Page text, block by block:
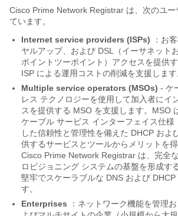
Cisco Prime Network Registrar は、次のユ
ています。
Internet service providers (ISPs)
：お
ヤルアップ、および DSL（イーサネット
ポイントツーポイント）アクセスを提供
ISP による運用コストの削減を支援します
Multiple service operators (MSOs) - ケ
レス テクノロジーを使用して加入者にイ
スを提供する MSO を支援します。MSO
ケーブル サービス インターフェイス仕様
した信頼性と管理性を備えた DHCP およ
供するサービスとツールからメリットを得
Cisco Prime Network Registrar は、完全
ロビジョニング システムの基盤を形成す
堅牢でスケーラブルな DNS および DHCP
す。
Enterprises
：ネットワーク機能を管理